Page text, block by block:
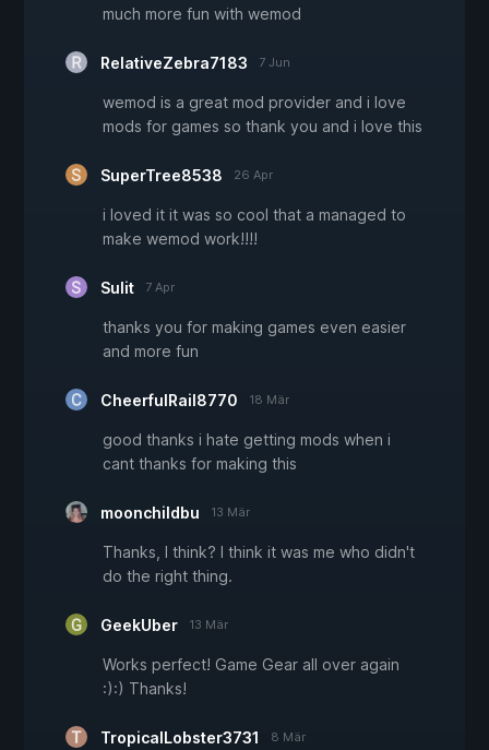
much more fun with wemod
RelativeZebra7183 7 Jun
wemod is a great mod provider and i love
mods for games so thank you and i love this
SuperTree8538 26 Apr
i loved it it was so cool that a managed to
make wemod work!!!!
Sulit 7 Apr
thanks you for making games even easier
and more fun
CheerfulRail8770 18 Mär
good thanks i hate getting mods when i
cant thanks for making this
moonchildbu 13 Mär
Thanks, I think? I think it was me who didn't
do the right thing.
GeekUber 13 Mär
Works perfect! Game Gear all over again
:):) Thanks!
TropicalLobster3731 8 Mär